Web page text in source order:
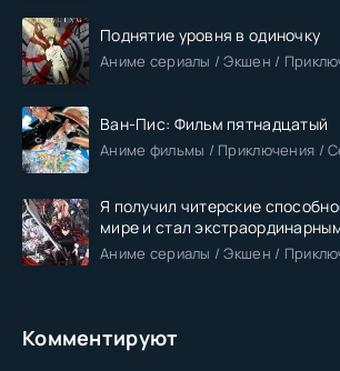
Поднятие уровня в одиночку
Ван-Пис: Фильм пятнадцатый
Я получил читерские
мире и стал
мире
Комментируют